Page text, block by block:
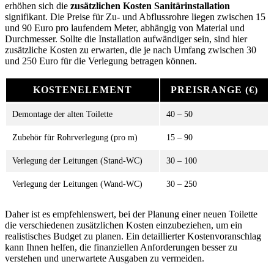
erhöhen sich die zusätzlichen Kosten Sanitärinstallation
signifikant. Die Preise für Zu- und Abflussrohre liegen zwischen 15
und 90 Euro pro laufendem Meter, abhängig von Material und
Durchmesser. Sollte die Installation aufwändiger sein, sind hier
zusätzliche Kosten zu erwarten, die je nach Umfang zwischen 30
und 250 Euro für die Verlegung betragen können.
KOSTENELEMENT PREISRANGE (€)
Demontage der alten Toilette 40 – 50
Zubehör für Rohrverlegung (pro m) 15 – 90
Verlegung der Leitungen (Stand-WC) 30 – 100
Verlegung der Leitungen (Wand-WC) 30 – 250
Daher ist es empfehlenswert, bei der Planung einer neuen Toilette
die verschiedenen zusätzlichen Kosten einzubeziehen, um ein
realistisches Budget zu planen. Ein detaillierter Kostenvoranschlag
kann Ihnen helfen, die finanziellen Anforderungen besser zu
verstehen und unerwartete Ausgaben zu vermeiden.